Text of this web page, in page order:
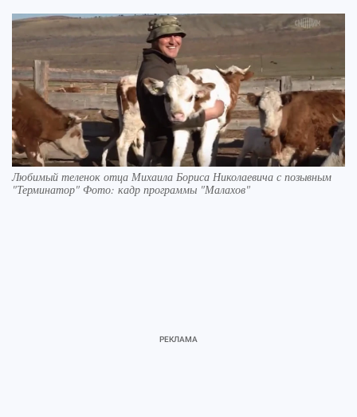
Любимый теленок отца Михаила Бориса Николаевича с позывным
"Терминатор" Фото: кадр программы "Малахов"